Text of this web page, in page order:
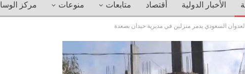
الأخبار الدولية أقتصاد متابعات منوعات مركز
السعودي يدمر منزلين في مديرية حيدان بصعدة